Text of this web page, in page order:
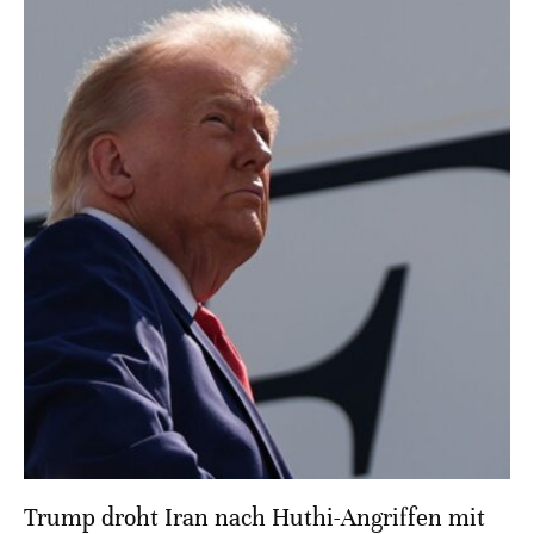
Trump droht Iran nach Huthi-Angriffen mit